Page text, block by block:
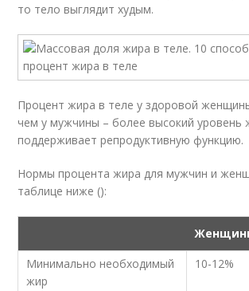
то тело выглядит худым.
Процент жира в теле у здоровой
чем у мужчины – более высокий уровень
поддерживает репродуктивную функцию.
Нормы процента жира для мужчин и
таблице ниже ():
Минимально необходимый
жир
10-12%